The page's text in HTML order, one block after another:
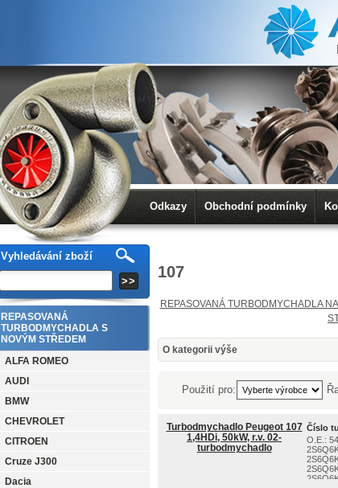
Odkazy Obchodní podmínky
107
REPASOVANÁ TURBODMYCHADLA
O kategorii výše
Použití pro:
Turbodmychadlo Peugeot 107
1,4HDi, 50kW, r.v. 02-
turbodmychadlo
O.E.:
Číslo
Vyhledávání zboží
REPASOVANÁ
TURBODMYCHADLA S
NOVÝM STŘEDEM
ALFA ROMEO
AUDI
BMW
CHEVROLET
CITROEN
Cruze J300
Dacia